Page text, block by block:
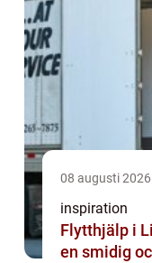
08 augusti 2026
inspiration
Flytthjälp i
en smidig